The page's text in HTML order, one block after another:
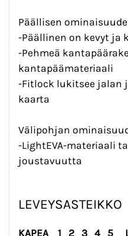
Päällisen
-Päällinen on kevyt ja
-Pehmeä
kantapäämateriaali
-Fitlock lukitsee jalan
kaarta
Välipohjan
-LightEVA-materiaali
joustavuutta
LEVEYSASTEIKKO
KAPEA 1 2 3 4 5